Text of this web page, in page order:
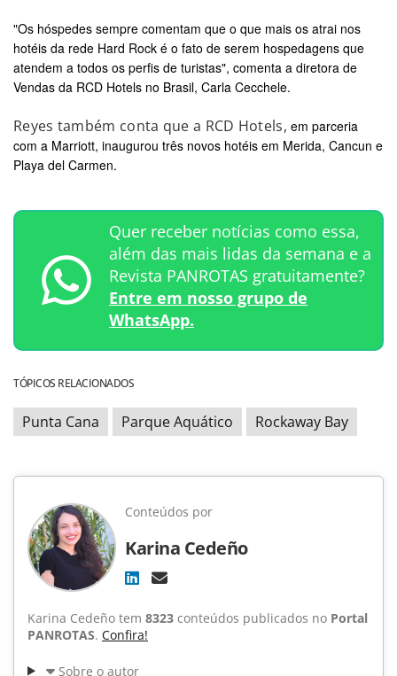
"Os hóspedes sempre comentam que o que mais os atrai nos
hotéis da rede Hard Rock é o fato de serem hospedagens que
atendem a todos os perfis de turistas", comenta a diretora de
Vendas da RCD Hotels no Brasil, Carla Cecchele.
Reyes também conta que a RCD Hotels,em parceria
com a Marriott, inaugurou três novos hotéis em Merida, Cancun e
Playa del Carmen.
Quer receber notícias como essa,
além das mais lidas da semana e a
Revista PANROTAS gratuitamente?
Entre em nosso grupo de
WhatsApp.
TÓPICOS RELACIONADOS
Punta Cana Parque Aquático Rockaway Bay
Conteúdos por
Karina Cedeño
Karina Cedeño tem 8323 conteúdos publicados no Portal
PANROTAS. Confira!
Sobre o autor